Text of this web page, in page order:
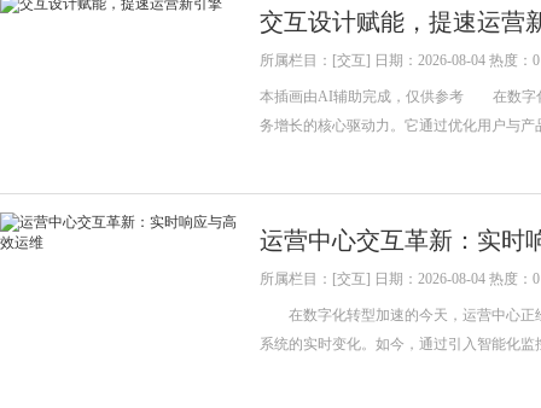
交互设计赋能，提速运营
所属栏目：[交互] 日期：2026-08-04 热度：0
本插画由AI辅助完成，仅供参考 在数字
务增长的核心驱动力。它通过优化用户与
运营中心交互革新：实时
所属栏目：[交互] 日期：2026-08-04 热度：0
在数字化转型加速的今天，运营中心正
系统的实时变化。如今，通过引入智能化